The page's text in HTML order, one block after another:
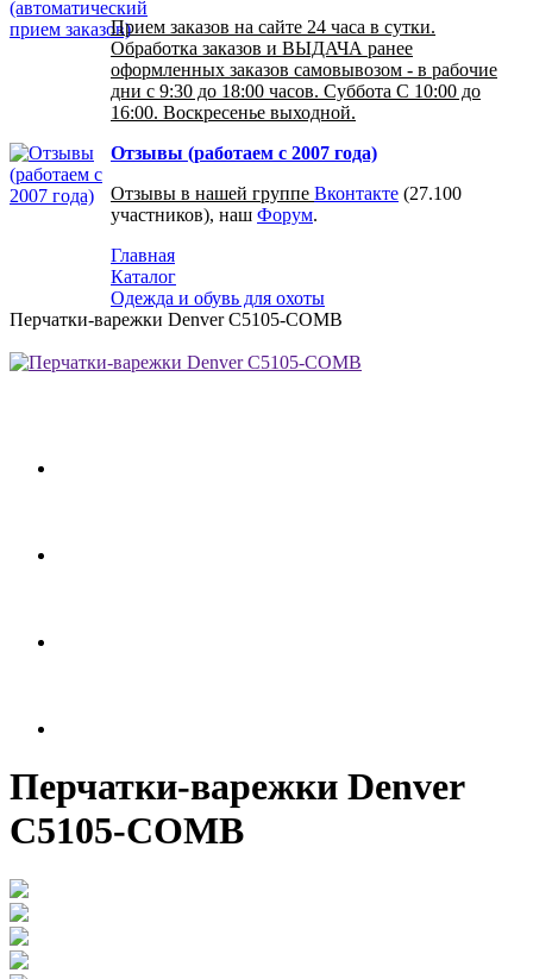
Прием заказов на сайте 24 часа в сутки.
Обработка заказов и ВЫДАЧА ранее
оформленных заказов самовывозом - в рабочие
дни с 9:30 до 18:00 часов. Суббота С 10:00 до
16:00. Воскресенье выходной.
Отзывы (работаем с 2007 года)
Отзывы в нашей группе Вконтакте (27.100
участников), наш Форум.
Главная
Каталог
Одежда и обувь для охоты
Перчатки-варежки Denver C5105-COMB
Перчатки-варежки Denver
C5105-COMB